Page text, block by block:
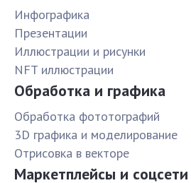
Инфографика
Презентации
Иллюстрации и рисунки
NFT иллюстрации
Обработка и графика
Обработка фототографий
3D графика и моделирование
Отрисовка в векторе
Маркетплейсы и соцсети